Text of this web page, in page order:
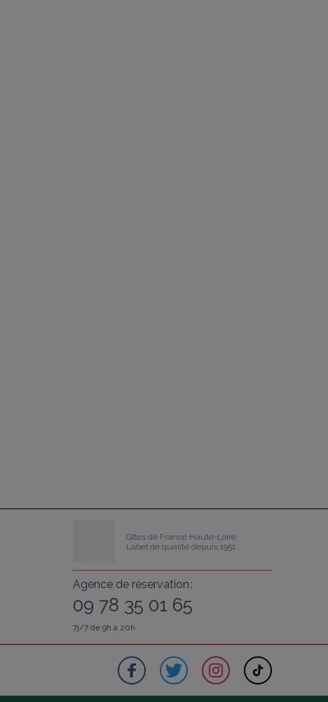
Gîtes de France Haute-Loire
Label de qualité depuis 1951
Agence de réservation :
09 78 35 01 65
7j/7 de 9h à 20h